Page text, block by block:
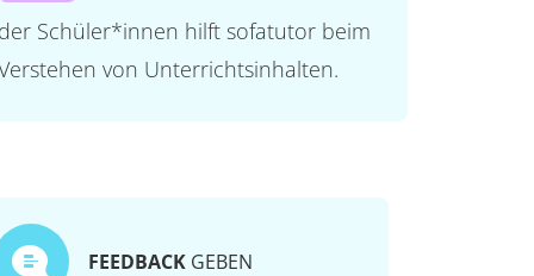
der Schüler*innen hilft sofatutor beim
von Unterrichtsinhalten.
FEEDBACK GEBEN